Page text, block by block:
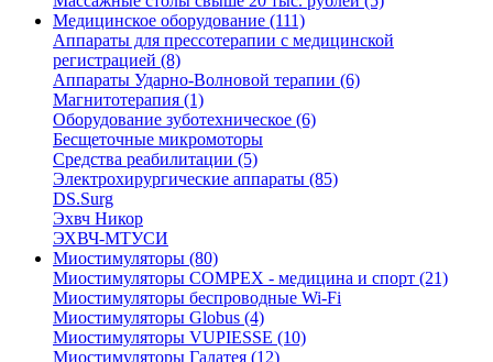
Медицинское оборудование (111)
Аппараты для прессотерапии с медицинской
регистрацией (8)
Аппараты Ударно-Волновой терапии (6)
Магнитотерапия (1)
Оборудование зуботехническое (6)
Бесщеточные микромоторы
Средства реабилитации (5)
Электрохирургические аппараты (85)
DS.Surg
Эхвч Никор
ЭХВЧ-МТУСИ
Миостимуляторы (80)
Миостимуляторы COMPEX - медицина и спорт (21)
Миостимуляторы беспроводные Wi-Fi
Миостимуляторы Globus (4)
Миостимуляторы VUPIESSE (10)
Миостимуляторы Галатея (12)